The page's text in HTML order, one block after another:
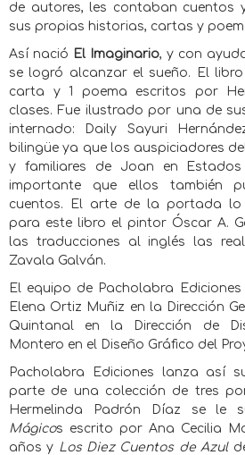
de autores, les contaban cuentos
sus propias historias, cartas y
Así nació El Imaginario, y con
se logró alcanzar el sueño. El libro
carta y 1 poema escritos por
clases. Fue ilustrado por una de
internado: Daily Sayuri
bilingüe ya que los auspiciadores
y familiares de Joan en
importante que ellos también
cuentos. El arte de la portada lo
para este libro el pintor Óscar A.
las traducciones al inglés las
Zavala Galván.
El equipo de Pacholabra
Elena Ortiz Muñiz en la Dirección
Quintanal en la Dirección de
Montero en el Diseño Gráfico del
Pacholabra Ediciones lanza así
parte de una colección de tres
Hermelinda Padrón Díaz se le
Mágicos escrito por Ana Cecilia
años y Los Diez Cuentos de Azul